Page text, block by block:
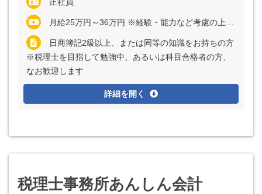
正社員
月給25万円～36万円 ※経験・能力など考慮の上、決定いたします ※残業代は全額支給
日商簿記2級以上、または同等の知識をお持ちの方
※税理士を目指して勉強中、あるいは科目合格者の方、
なお歓迎します
詳細を開く
税理士事務所あんしん会計